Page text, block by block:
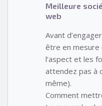
Meilleure
web
Avant
être en mesure
l’aspect et les
attendez pas à
même).
Comment